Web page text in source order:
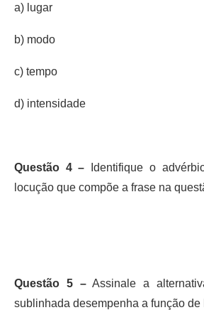
a) lugar
b) modo
c) tempo
d) intensidade
Questão 4 – Identifique o
locução que compõe a frase na
Questão 5 –Assinale a
sublinhada desempenha a função